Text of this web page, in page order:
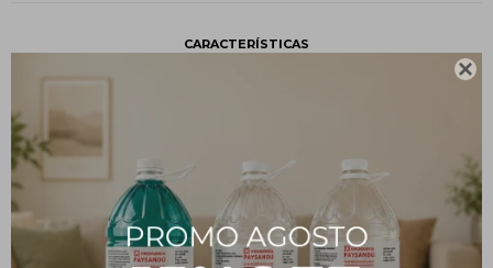

CARACTERÍSTICAS
Volumen
Presentación
Estado
Líquido